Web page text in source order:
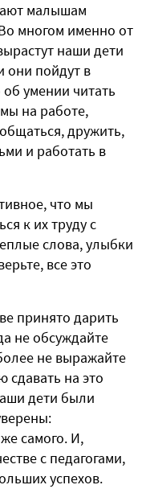
малышам
многом именно от
наши дети
они пойдут в
умении читать
на работе,
дружить,
и работать в
что мы
к их труду с
слова, улыбки
все это
принято дарить
не обсуждайте
не выражайте
сдавать на это
дети были
самого. И,
с педагогами,
успехов.